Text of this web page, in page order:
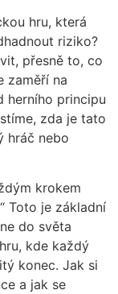
hru, která
riziko?
přesně to, co
zaměří na
herního principu
zda je tato
hráč nebo
krokem
Toto je základní
do světa
kde každý
konec. Jak si
a jak se